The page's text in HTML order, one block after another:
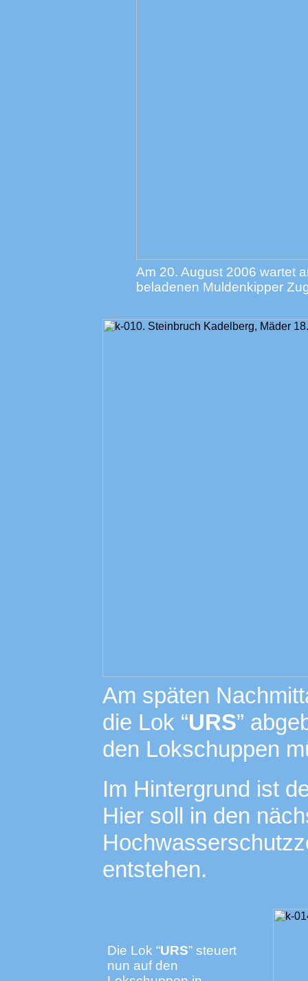
Am 20. August 2006 wartet
beladenen Muldenkipper
Am späten
die Lok “URS”
den Lokschuppen
Im Hintergrund ist
Hier soll in den
entstehen.
Die Lok “URS” steuert
nun auf den